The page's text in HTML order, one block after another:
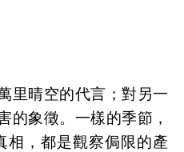
里晴空的代言；對另一
的象徵。一樣的季節，
相，都是觀察侷限的產